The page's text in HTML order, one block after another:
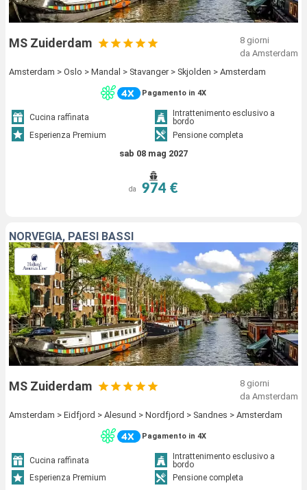
MS Zuiderdam
8 giorni
da Amsterdam
Amsterdam > Oslo > Mandal > Stavanger > Skjolden > Amsterdam
Pagamento in 4X
Cucina raffinata
Intrattenimento esclusivo a
bordo
Esperienza Premium
Pensione completa
sab 08 mag 2027
da 974 €
NORVEGIA, PAESI BASSI
MS Zuiderdam
8 giorni
da Amsterdam
Amsterdam > Eidfjord > Alesund > Nordfjord > Sandnes > Amsterdam
Pagamento in 4X
Cucina raffinata
Intrattenimento esclusivo a
bordo
Esperienza Premium
Pensione completa